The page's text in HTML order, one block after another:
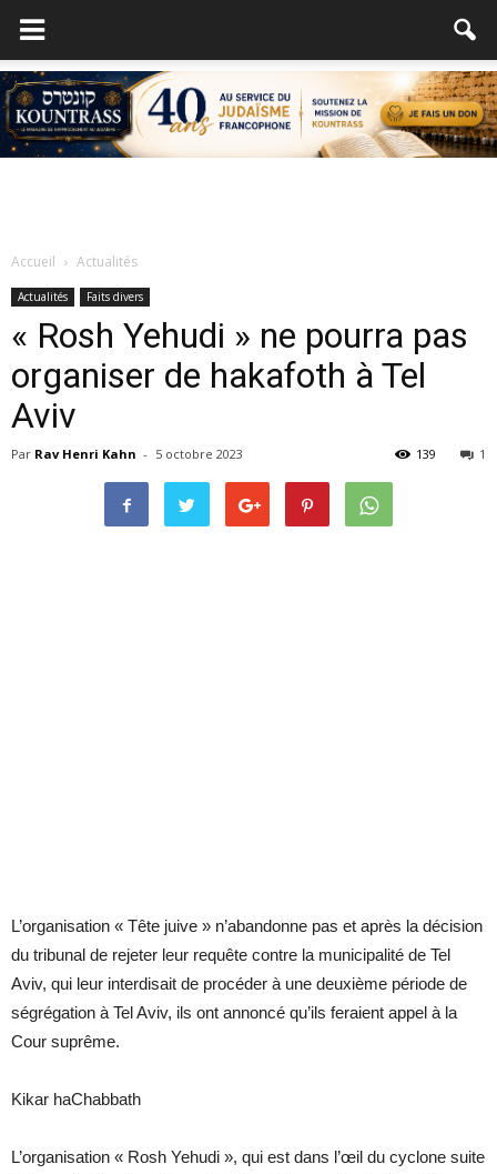
Accueil Actualités
Actualités Faits divers
« Rosh Yehudi » ne pourra pas
organiser de hakafoth à Tel
Aviv
Par Rav Henri Kahn - 5 octobre 2023 1
139
L’organisation « Tête juive » n’abandonne pas et après la décision
du tribunal de rejeter leur requête contre la municipalité de Tel
Aviv, qui leur interdisait de procéder à une deuxième période de
ségrégation à Tel Aviv, ils ont annoncé qu’ils feraient appel à la
Cour suprême.
Kikar haChabbath
L’organisation « Rosh Yehudi », qui est dans l’œil du cyclone suite